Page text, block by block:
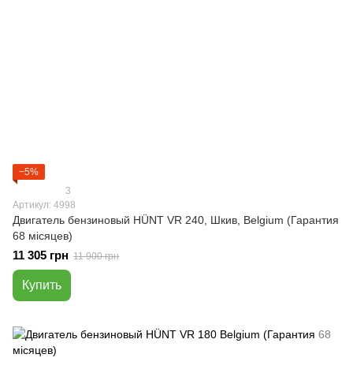
−5%
3
Артикул: 4998
Двигатель бензиновый HÜNT VR 240, Шкив, Belgium (Гарантия
68 місяцев)
11 305 грн 11 900 грн
Купить